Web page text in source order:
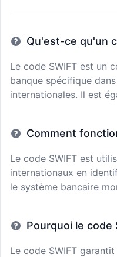
Qu'est-ce qu'un
Le code SWIFT est un
banque spécifique
internationales. Il est
Comment
Le code SWIFT est
internationaux en
le système bancaire
Pourquoi le code
Le code SWIFT